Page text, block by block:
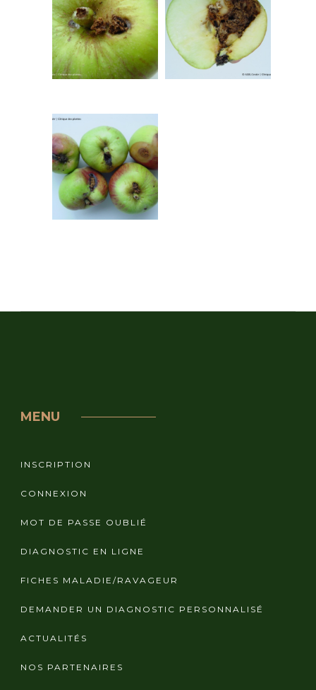
MENU
INSCRIPTION
CONNEXION
MOT DE PASSE OUBLIÉ
DIAGNOSTIC EN LIGNE
FICHES MALADIE/RAVAGEUR
DEMANDER UN DIAGNOSTIC PERSONNALISÉ
ACTUALITÉS
NOS PARTENAIRES